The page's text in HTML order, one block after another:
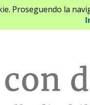
Proseguendo la